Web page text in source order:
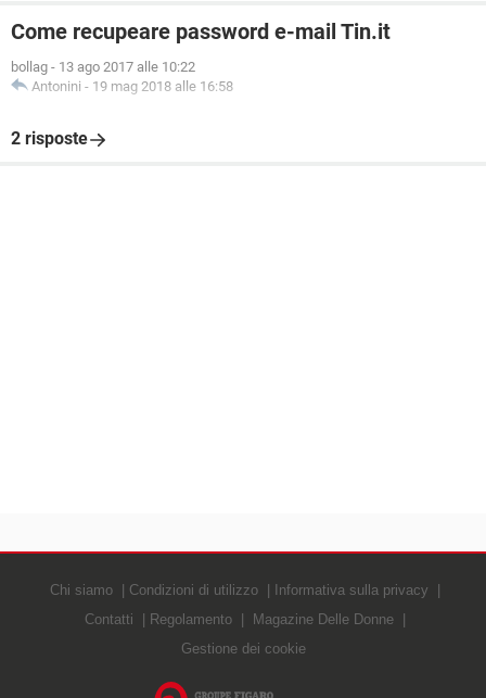
Come recupeare password e-mail Tin.it
bollag - 13 ago 2017 alle 10:22
Antonini - 19 mag 2018 alle 16:58
2 risposte
Chi siamo Condizioni di utilizzo
Informativa sulla privacy
Contatti
Regolamento
Magazine Delle Donne
Gestione dei cookie